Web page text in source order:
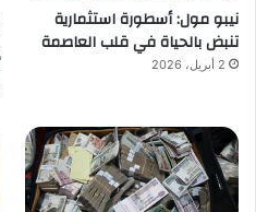
نيبو مول: أسطورة استثمارية
تنبض بالحياة في قلب العاصمة
2 أبريل، 2026